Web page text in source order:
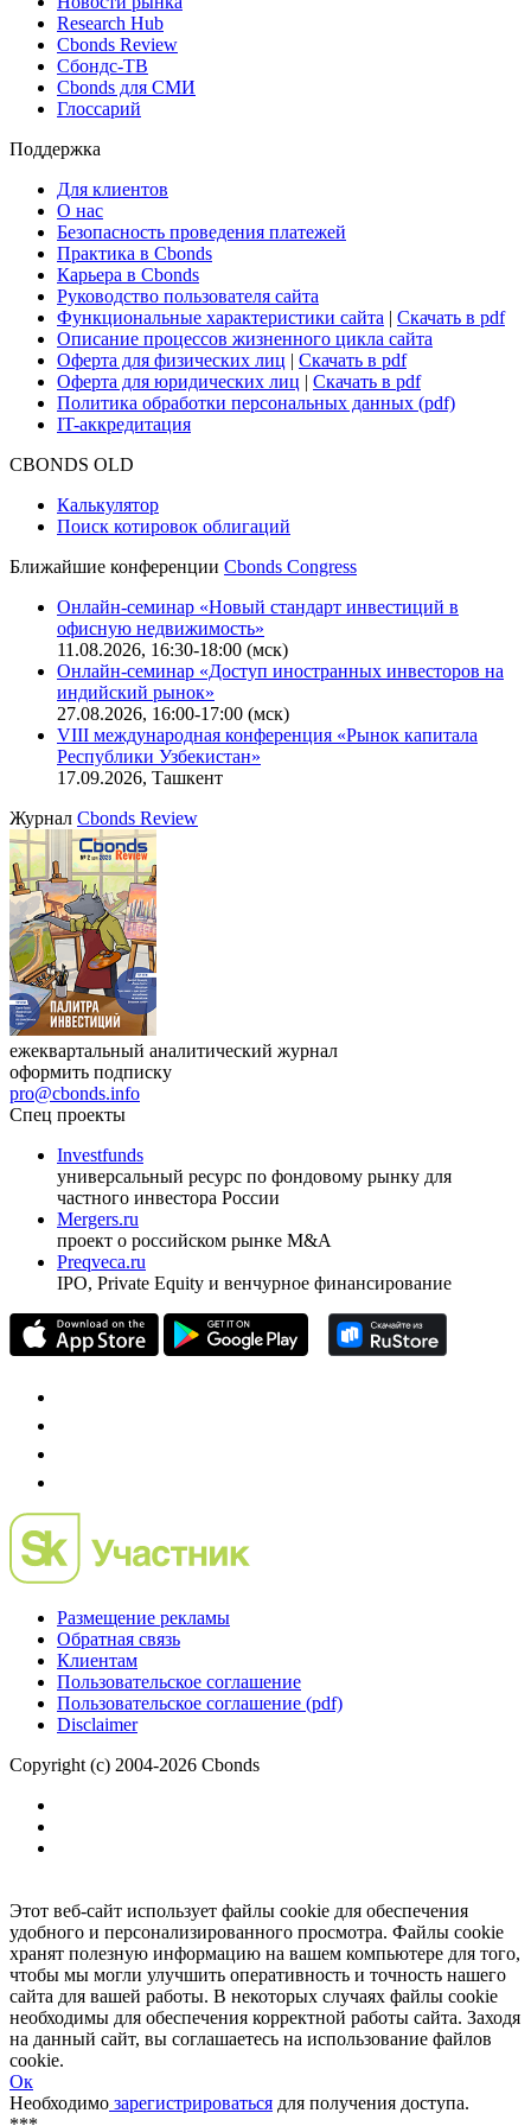
Новости и Аналитика
Новости рынка
Research Hub
Cbonds Review
Сбондс-ТВ
Глоссарий
Поддержка
Для клиентов
О нас
Безопасность проведения платежей
Практика в Cbonds
Карьера в Cbonds
Руководство пользователя сайта
Функциональные характеристики сайта|Скачать в pdf
Описание процессов жизненного цикла сайта
Оферта для физических лиц
Оферта для юридических лиц
IT-аккредитация
Поиск котировок облигаций
Ближайшие конференцииCbonds Congress
Онлайн-семинар «Новый стандарт инвестиций в
офисную недвижимость»
11.08.2026, 16:30-18:00 (мск)
Онлайн-семинар «Доступ иностранных инвесторов на
индийский рынок»
VIII международная конференция «Рынок капитала
Республики Узбекистан»
17.09.2026, Ташкент
ЖурналCbonds Review
ежеквартальный аналитический журнал
оформить подписку
pro@cbonds.info
Спец проекты
Investfunds
универсальный ресурс по фондовому рынку для
частного инвестора России
проект о российском рынке M&A
Preqveca.ru
Размещение рекламы
Обратная связь
Пользовательское соглашение
Copyright (c) 2004-2026 Cbonds
Этот веб-сайт использует файлы cookie для обеспечения
удобного и персонализированного просмотра. Файлы cookie
хранят полезную информацию на вашем компьютере для того,
чтобы мы могли улучшить оперативность и точность нашего
сайта для вашей работы. В некоторых случаях файлы cookie
необходимы для обеспечения корректной работы сайта. Заходя
на данный сайт, вы соглашаетесь на использование файлов